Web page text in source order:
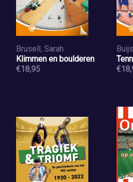
Brusell, Sarah
Klimmen en boulderen
€18,95